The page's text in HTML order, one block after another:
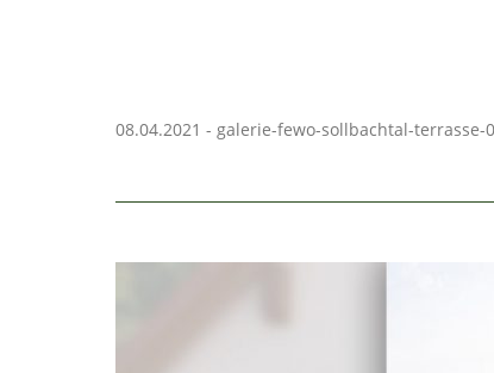
08.04.2021 - galerie-fewo-sollbachtal-terrasse-